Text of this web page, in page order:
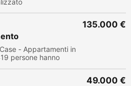
Case - Appartamenti in
persone hanno
135.000 €
49.000 €